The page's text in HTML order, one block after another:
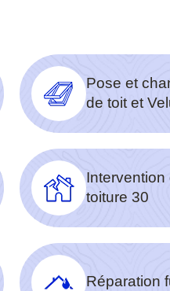
Pose et
de toit et
toiture 30
Réparation